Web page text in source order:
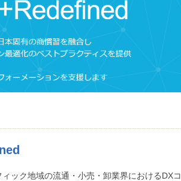
ック地域の流通・小売・卸業界におけるDXコ